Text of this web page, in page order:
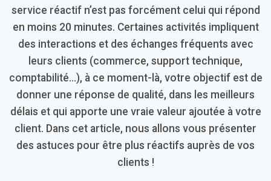
service réactif n’est pas forcément celui qui répond
en moins 20 minutes. Certaines activités impliquent
des interactions et des échanges fréquents avec
leurs clients (commerce, support technique,
comptabilité…), à ce moment-là, votre objectif est de
donner une réponse de qualité, dans les meilleurs
délais et qui apporte une vraie valeur ajoutée à votre
client. Dans cet article, nous allons vous présenter
des astuces pour être plus réactifs auprès de vos
clients !